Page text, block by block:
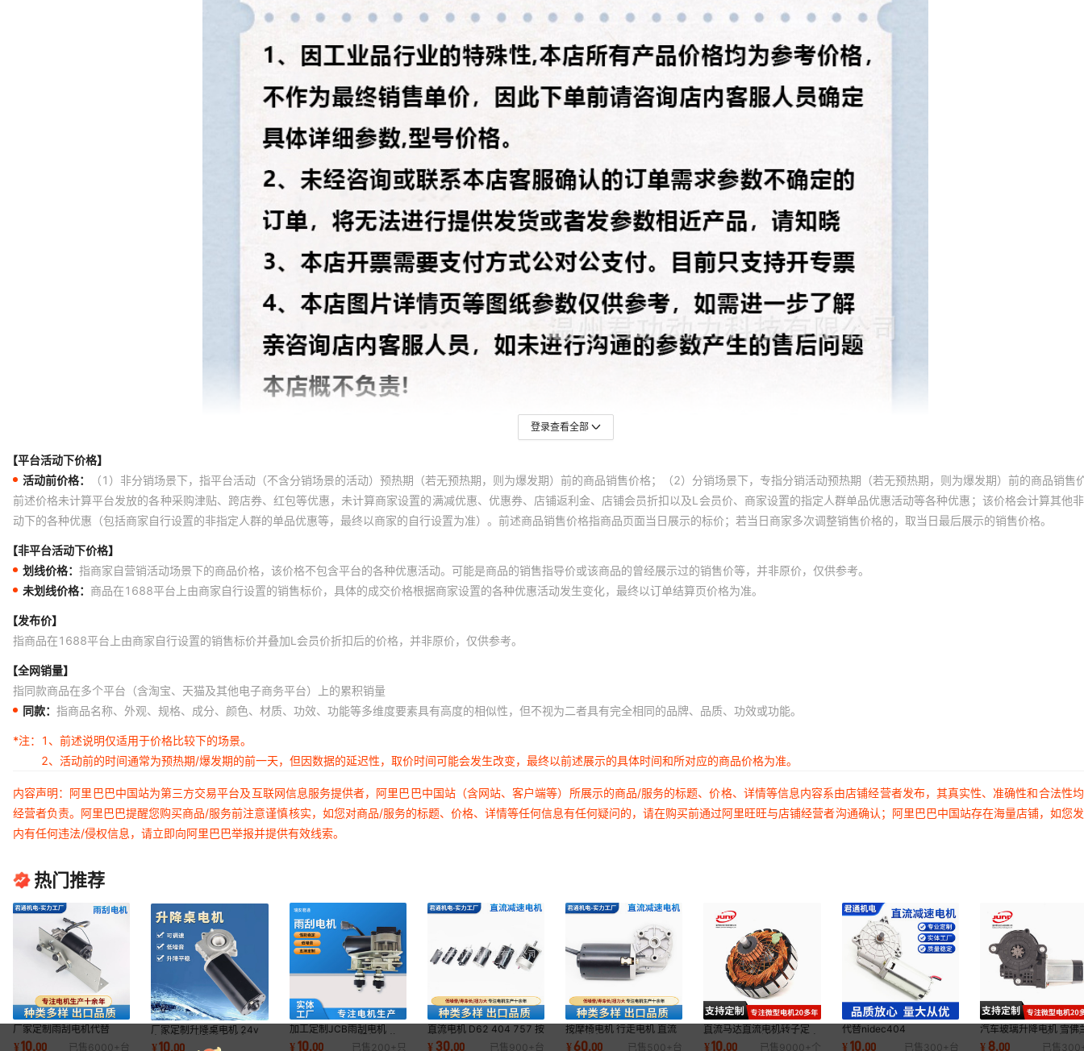
登录查看全部
【平台活动下价格】
活动前价格：
（1）非分销场景下，指平台活动（不含分销场景的活动）预热期（若无预热期，则为爆发期）前的商品销售价格；（2）分销场景下，专指分销活动预热期（若无预热期，则为爆发期）前的商品销售
前述价格未计算平台发放的各种采购津贴、跨店券、红包等优惠，未计算商家设置的满减优惠、优惠券、店铺返利金、店铺会员折扣以及L会员价、商家设置的指定人群单品优惠活动等各种优惠；该价格会计算其他
动下的各种优惠（包括商家自行设置的非指定人群的单品优惠等，最终以商家的自行设置为准）。前述商品销售价格指商品页面当日展示的标价；若当日商家多次调整销售价格的，取当日最后展示的销售价格。
【非平台活动下价格】
划线价格： 指商家自营销活动场景下的商品价格，该价格不包含平台的各种优惠活动。可能是商品的销售指导价或该商品的曾经展示过的销售价等，并非原价，仅供参考。
未划线价格： 商品在1688平台上由商家自行设置的销售标价，具体的成交价格根据商家设置的各种优惠活动发生变化，最终以订单结算页价格为准。
【发布价】
指商品在1688平台上由商家自行设置的销售标价并叠加L会员价折扣后的价格，并非原价，仅供参考。
【全网销量】
指同款商品在多个平台（含淘宝、天猫及其他电子商务平台）上的累积销量
同款： 指商品名称、外观、规格、成分、颜色、材质、功效、功能等多维度要素具有高度的相似性，但不视为二者具有完全相同的品牌、品质、功效或功能。
*注：
1、前述说明仅适用于价格比较下的场景。
2、活动前的时间通常为预热期/爆发期的前一天，但因数据的延迟性，取价时间可能会发生改变，最终以前述展示的具体时间和所对应的商品价格为准。
内容声明：阿里巴巴中国站为第三方交易平台及互联网信息服务提供者，阿里巴巴中国站（含网站、客户端等）所展示的商品/服务的标题、价格、详情等信息内容系由店铺经营者发布，其真实性、准确性和合法性
经营者负责。阿里巴巴提醒您购买商品/服务前注意谨慎核实，如您对商品/服务的标题、价格、详情等任何信息有任何疑问的，请在购买前通过阿里旺旺与店铺经营者沟通确认；阿里巴巴中国站存在海量店铺，如您
内有任何违法/侵权信息，请立即向阿里巴巴举报并提供有效线索。
热门推荐
厂家定制雨刮电机代替
AL766686,RE151494JOHN
DEERE TRATOR 9120
¥10.00 已售 6000+ 台
厂家定制升降桌电机 24v
直流电机 升降电机电机马
¥10.00
加工定制JCB雨刮电机
714-40147 工程机械 汽
车雨刮电机汽车雨刮器
¥10.00 已售 200+ 只
直流电机 D62 404 757 按
摩椅电机
¥ 30.00 已售 900+ 台
按摩椅电机 行走电机 直流
减速电机
¥60.00 已售 500+ 台
直流马达直流电机转子定
制加工直流马达转子直流电
机转子定 制加
¥10.00 已售 9000+ 个
代替nidec404
304,404304,403
194,403194,403 279，
¥10.00 已售 300+ 台
汽车玻璃升降电机 雪佛
96318491 厂家 直流
¥8.00 已售